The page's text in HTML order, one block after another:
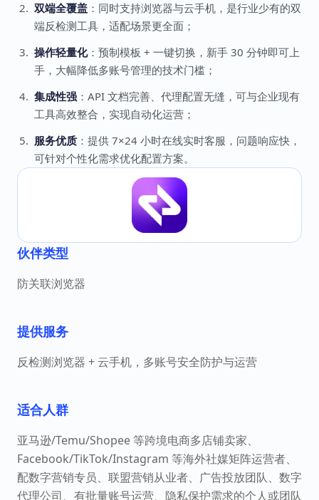
双端全覆盖 ：同时支持浏览器与云手机，是行业少有的双
端反检测工具，适配场景更全面；
操作轻量化：预制模板 + 一键切换，新手 30 分钟即可上
手，大幅降低多账号管理的技术门槛；
集成性强 ：API 文档完善、代理配置无缝，可与企业现有
工具高效整合，实现自动化运营；
服务优质 ：提供 7×24 小时在线实时客服，问题响应快，
可针对个性化需求优化配置方案。
伙伴类型
防关联浏览器
提供服务
反检测浏览器 + 云手机，多账号安全防护与运营
适合人群
亚马逊/Temu/Shopee 等跨境电商多店铺卖家、
Facebook/TikTok/Instagram 等海外社媒矩阵运营者、
配数字营销专员、联盟营销从业者、广告投放团队、数字
代理公司、有批量账号运营、隐私保护需求的个人或团队